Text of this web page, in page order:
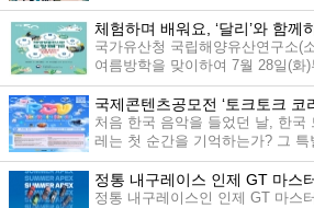
체험하며 배워요, ‘달리’와 함께
국가유산청 국립해양유산연구소(
여름방학을 맞이하여 7월 28일(화
국제콘텐츠공모전 ‘토크토크 코
처음 한국 음악을 들었던 날, 한국
레는 첫 순간을 기억하는가? 그
정통 내구레이스 인제 GT 마스
정통 내구레이스인 인제 GT 마스